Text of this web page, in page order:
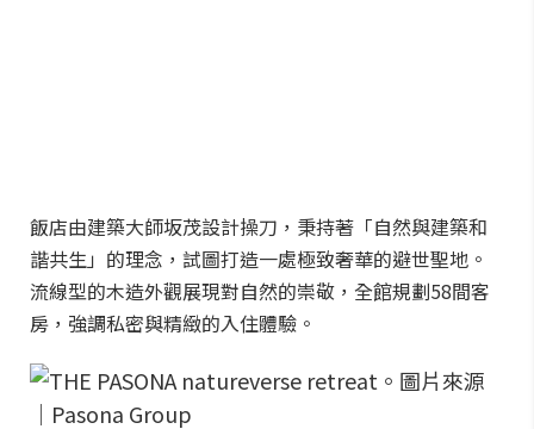
飯店由建築大師坂茂設計操刀，秉持著「自然與建築和
諧共生」的理念，試圖打造一處極致奢華的避世聖地。
流線型的木造外觀展現對自然的崇敬，全館規劃58間客
房，強調私密與精緻的入住體驗。